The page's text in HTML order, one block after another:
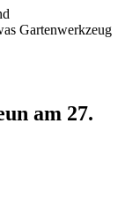
Gartenwerkzeug
am 27.